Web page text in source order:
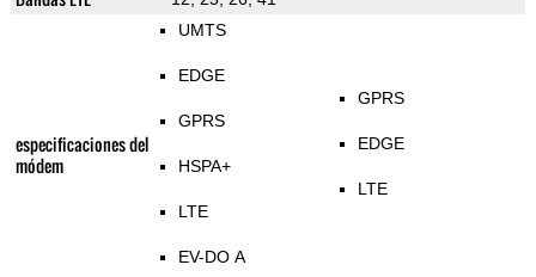
especificaciones del
módem
UMTS
EDGE
GPRS
HSPA+
LTE
EV-DO A
GPRS
EDGE
LTE